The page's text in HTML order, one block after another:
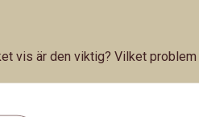
vis är den viktig? Vilket problem